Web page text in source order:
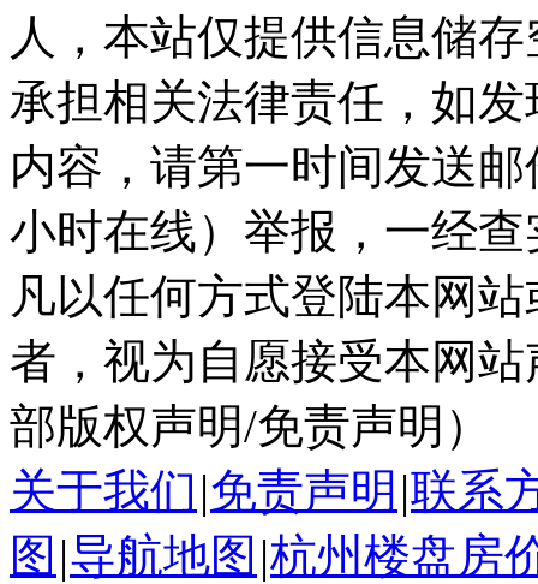
人，本站仅提供信息储
承担相关法律责任，如
内容，请第一时间发送邮
小时在线）举报，一经
凡以任何方式登陆本网
者，视为自愿接受本网
部版权声明/免责声明）
关于我们 |免责声明 |联系
图 |导航地图 |杭州楼盘房